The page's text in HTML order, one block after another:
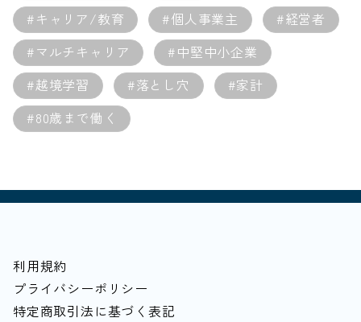
#キャリア/教育
#個人事業主
#経営者
#マルチキャリア
#中堅中小企業
#越境学習
#落とし穴
#家計
#80歳まで働く
利用規約
プライバシーポリシー
特定商取引法に基づく表記